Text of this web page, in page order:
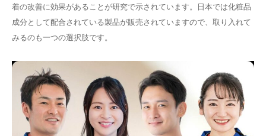
着の改善に効果があることが研究で示されています。日本では化粧品
成分として配合されている製品が販売されていますので、取り入れて
みるのも一つの選択肢です。